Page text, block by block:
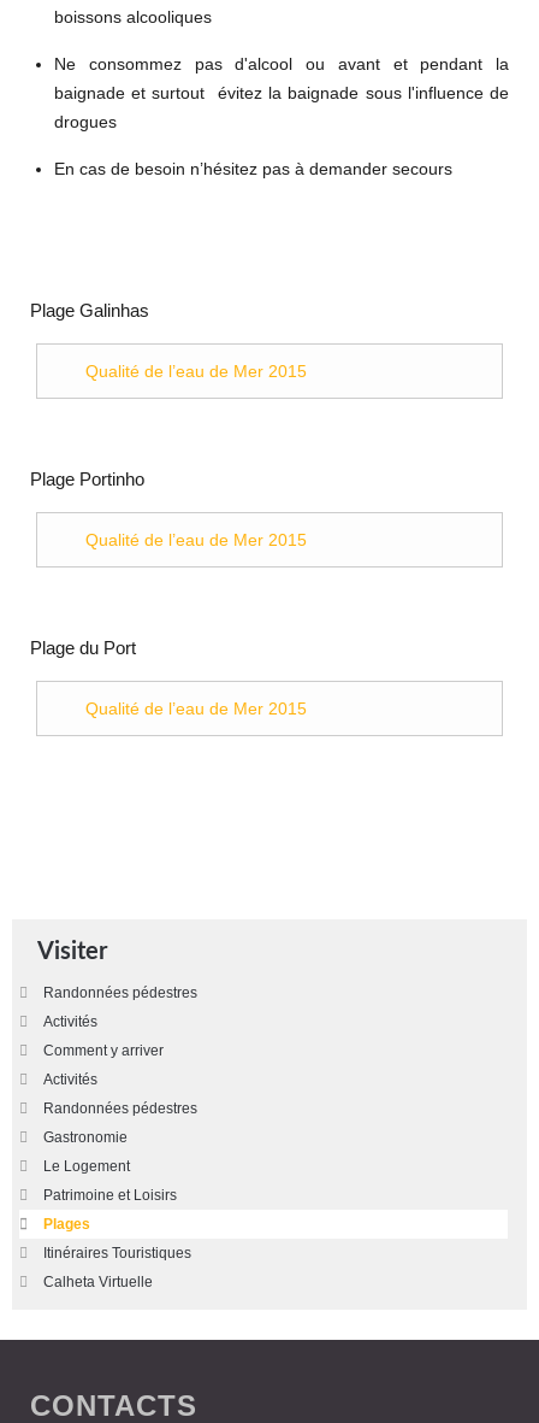
boissons alcooliques
Ne consommez pas d'alcool ou avant et pendant la
baignade et surtout évitez la baignade sous l'influence de
drogues
En cas de besoin n’hésitez pas à demander secours
Plage Galinhas
Qualité de l’eau de Mer 2015
Plage Portinho
Qualité de l’eau de Mer 2015
Plage du Port
Qualité de l’eau de Mer 2015
Visiter
Randonnées pédestres
Activités
Comment y arriver
Activités
Randonnées pédestres
Gastronomie
Le Logement
Patrimoine et Loisirs
Plages
Itinéraires Touristiques
Calheta Virtuelle
CONTACTS